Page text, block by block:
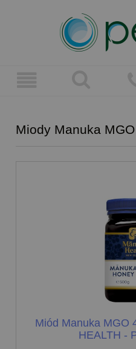
Miody Manuka MGO
Miód Manuka MGO
HEALTH -